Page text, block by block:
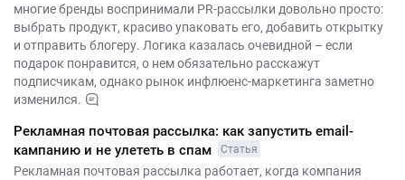
многие бренды воспринимали PR-рассылки довольно просто:
выбрать продукт, красиво упаковать его, добавить открытку
и отправить блогеру. Логика казалась очевидной – если
подарок понравится, о нем обязательно расскажут
подписчикам, однако рынок инфлюенс-маркетинга заметно
изменился.
Рекламная почтовая рассылка: как запустить email-
кампанию и не улететь в спам
Статья
Рекламная почтовая рассылка работает, когда компания